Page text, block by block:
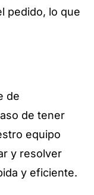
pedido, lo que
de
de tener
equipo
y resolver
y eficiente.